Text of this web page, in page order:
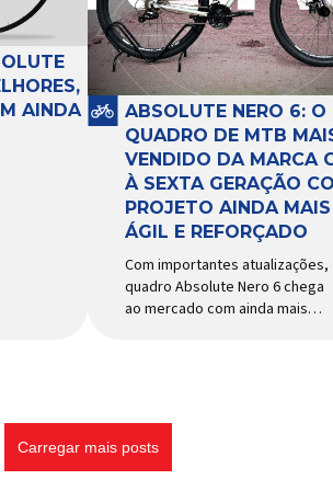
e acessórios para ciclismo
mais reconhecida no Brasil.
Importada e distribuída […]
AINDA
ABSOLUTE NERO 6: O
QUADRO DE MTB
VENDIDO DA MARCA
À SEXTA GERAÇÃO
PROJETO AINDA MAIS
ÁGIL E REFORÇADO
Com importantes atualizações,
quadro Absolute Nero 6 chega
ao mercado com ainda mais
bicicletas brasileiro chega em
nova versão: o
Carregar mais posts